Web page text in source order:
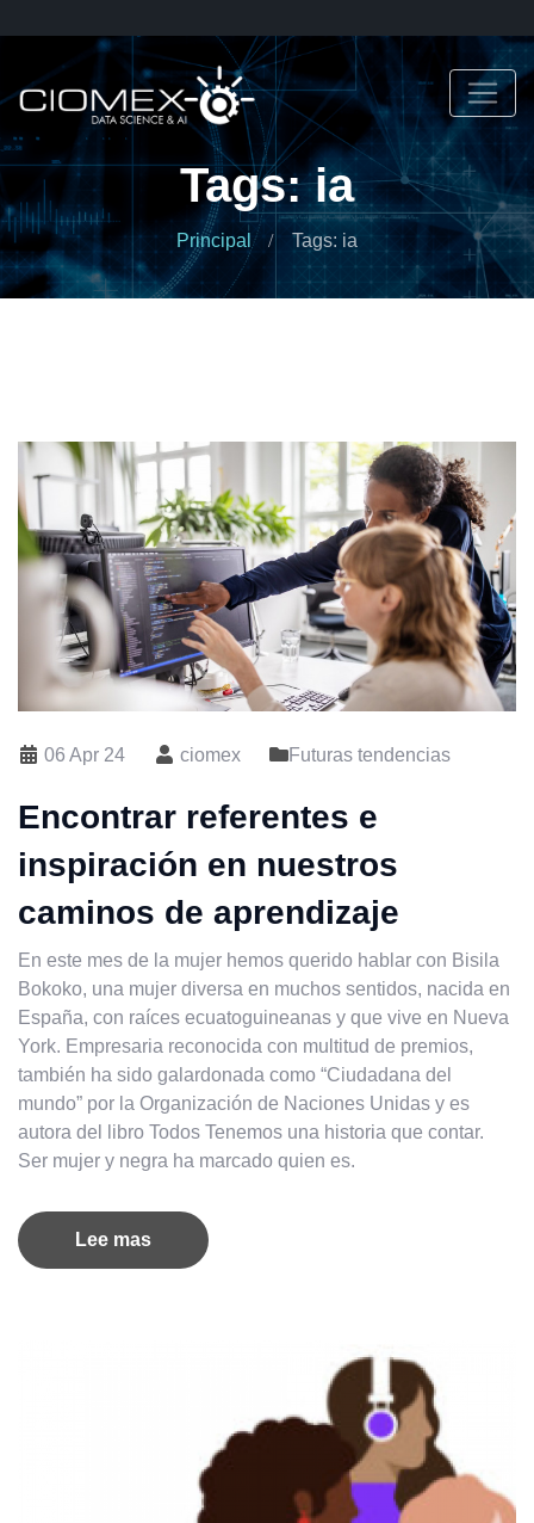
Tags: ia
Principal Tags: ia
06 Apr 24 ciomex Futuras tendencias
Encontrar referentes e
inspiración en nuestros
caminos de aprendizaje
En este mes de la mujer hemos querido hablar con Bisila
Bokoko, una mujer diversa en muchos sentidos, nacida en
España, con raíces ecuatoguineanas y que vive en Nueva
York. Empresaria reconocida con multitud de premios,
también ha sido galardonada como “Ciudadana del
mundo” por la Organización de Naciones Unidas y es
autora del libro Todos Tenemos una historia que contar.
Ser mujer y negra ha marcado quien es.
Lee mas